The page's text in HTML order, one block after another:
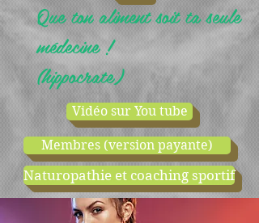
Que ton aliment soit ta seule
médecine !
(hippocrate)
Vidéo sur You tube
Membres (version payante)
Naturopathie et coaching sportif